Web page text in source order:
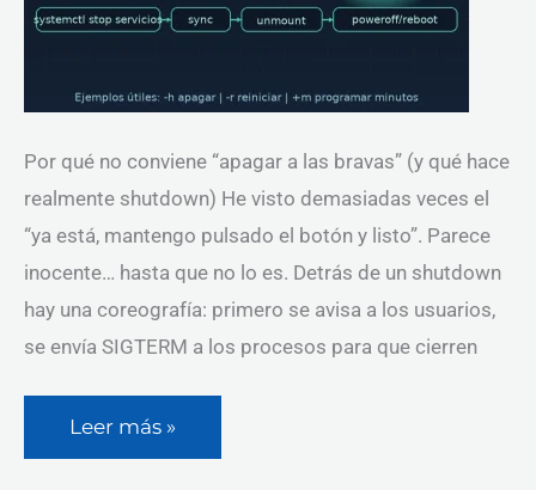
Por qué no conviene “apagar a las bravas” (y qué hace
realmente shutdown) He visto demasiadas veces el
“ya está, mantengo pulsado el botón y listo”. Parece
inocente… hasta que no lo es. Detrás de un shutdown
hay una coreografía: primero se avisa a los usuarios,
se envía SIGTERM a los procesos para que cierren
Leer más »